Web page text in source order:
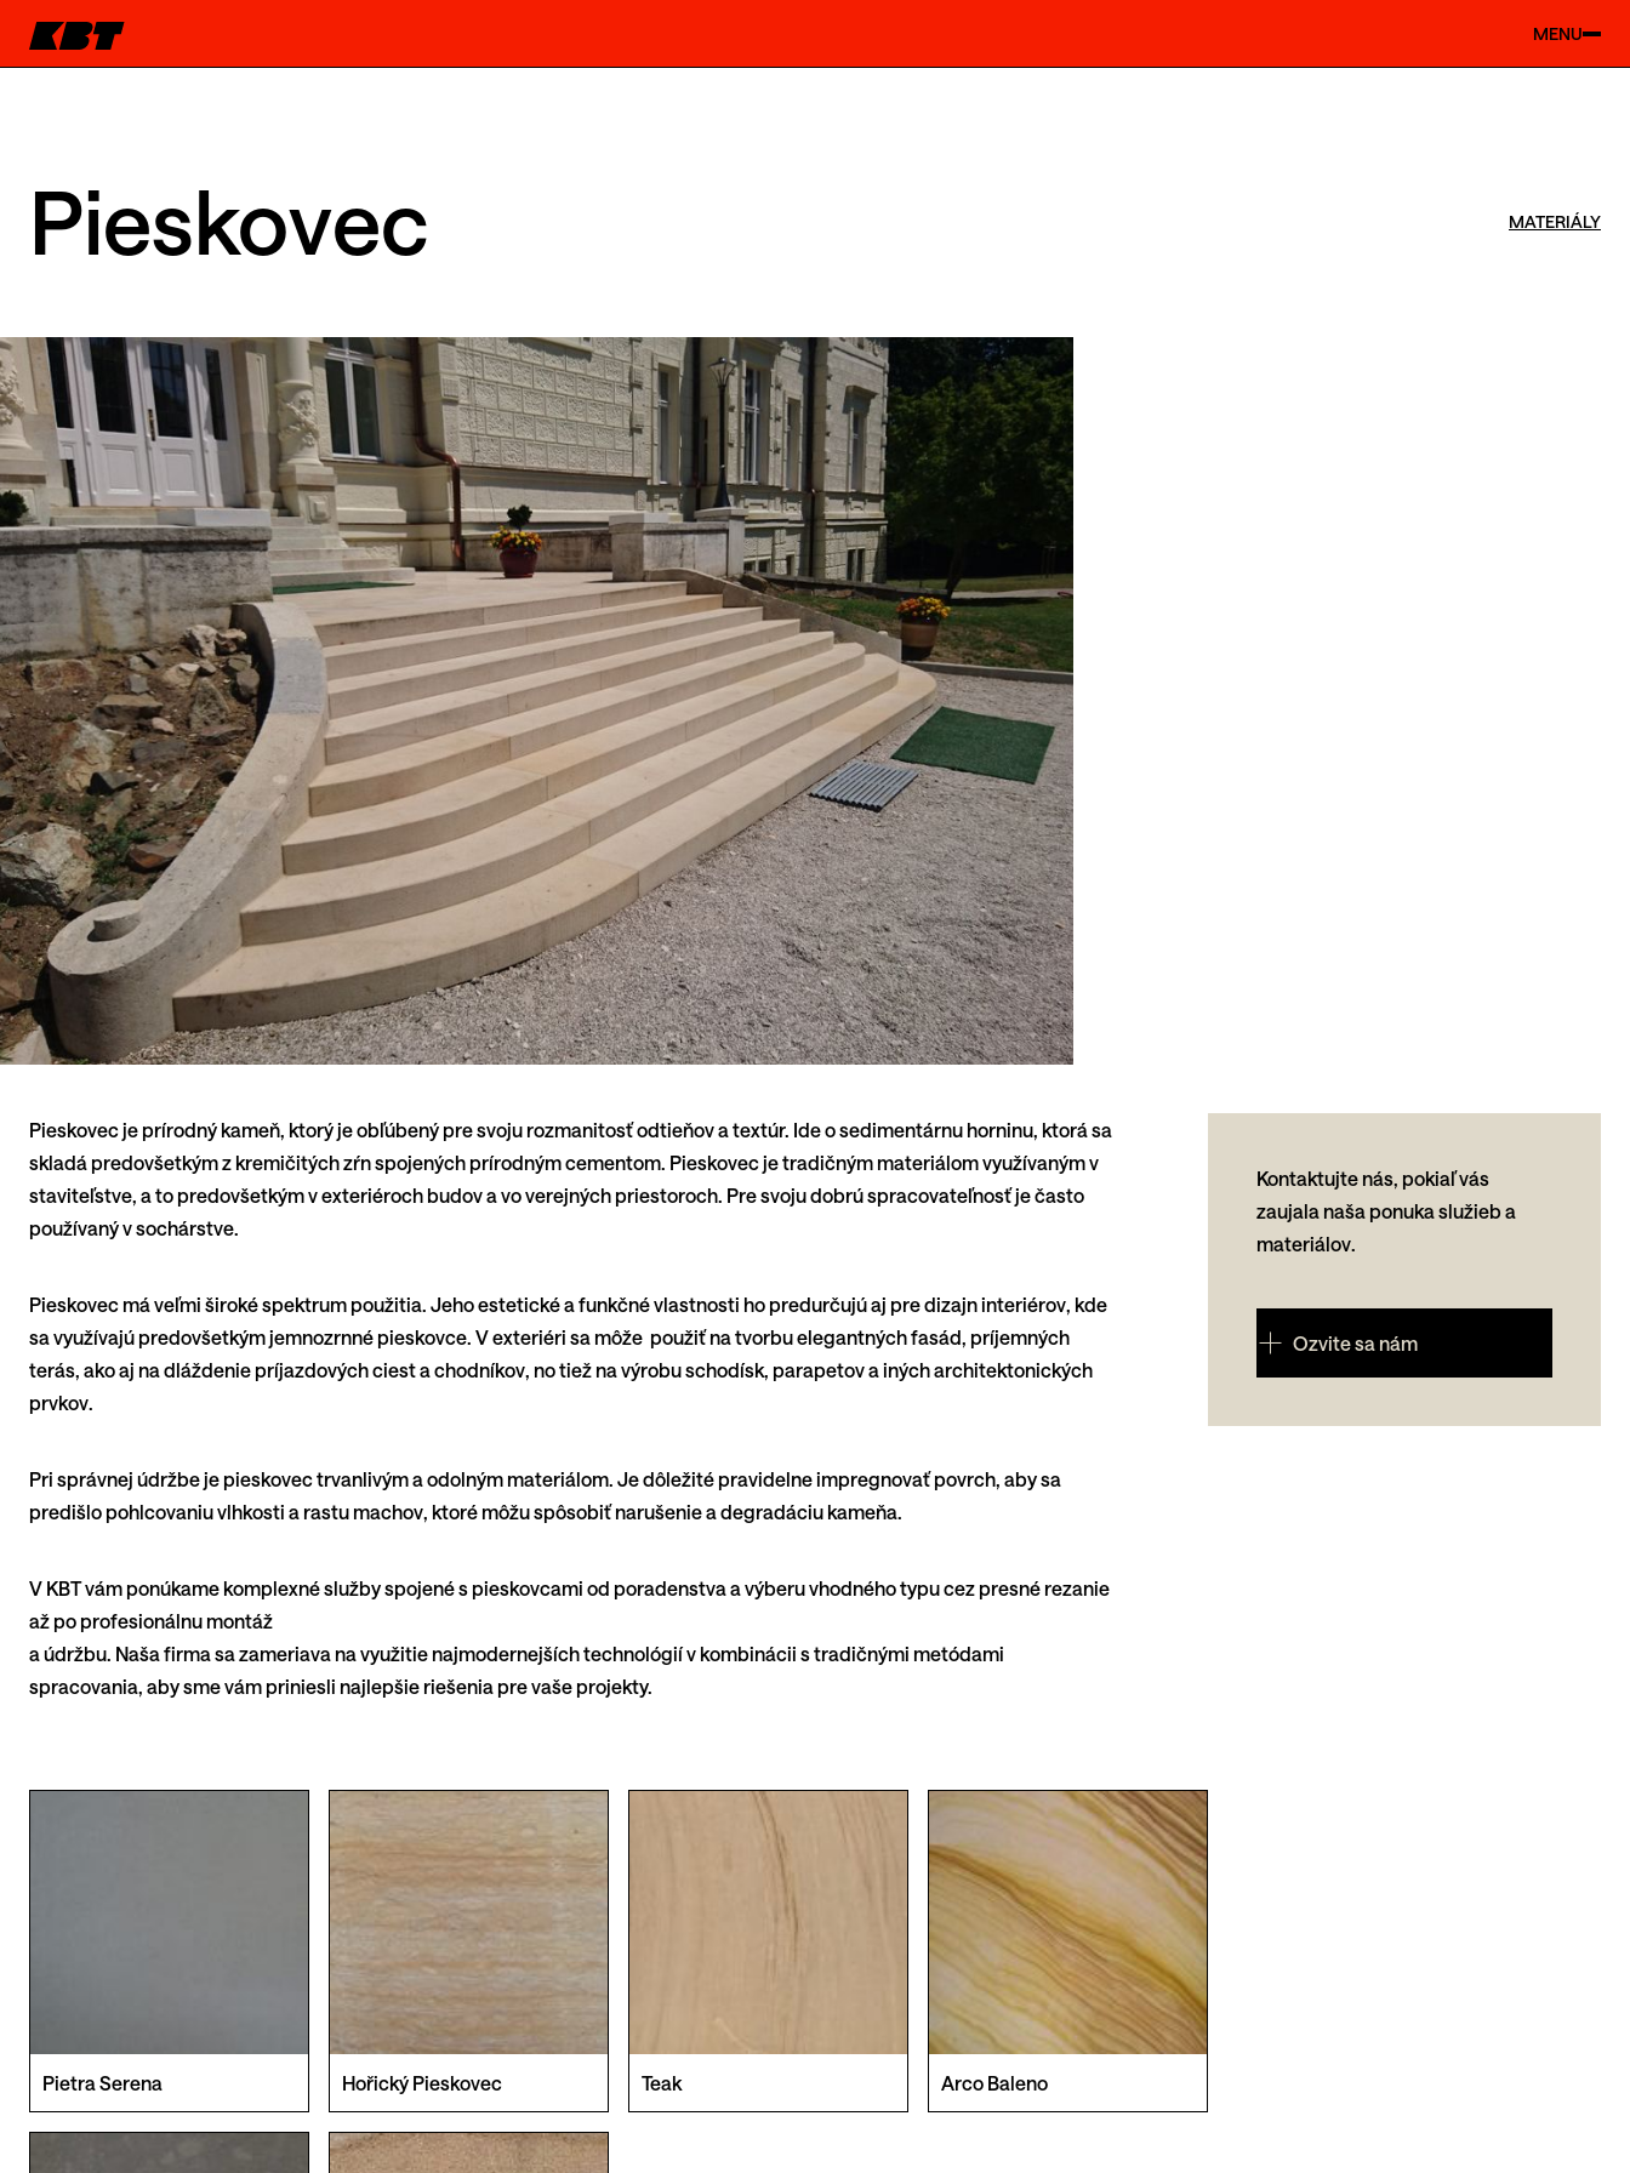
MENU
Pieskovec MATERIÁLY
Pieskovec je prírodný kameň, ktorý je obľúbený pre svoju rozmanitosť odtieňov a textúr. Ide o sedimentárnu horninu, ktorá sa
skladá predovšetkým z kremičitých zŕn spojených prírodným cementom. Pieskovec je tradičným materiálom využívaným v
staviteľstve, a to predovšetkým v exteriéroch budov a vo verejných priestoroch. Pre svoju dobrú spracovateľnosť je často
používaný v sochárstve.
Pieskovec má veľmi široké spektrum použitia. Jeho estetické a funkčné vlastnosti ho predurčujú aj pre dizajn interiérov, kde
sa využívajú predovšetkým jemnozrnné pieskovce. V exteriéri sa môže použiť na tvorbu elegantných fasád, príjemných
terás, ako aj na dláždenie príjazdových ciest a chodníkov, no tiež na výrobu schodísk, parapetov a iných architektonických
prvkov.
Pri správnej údržbe je pieskovec trvanlivým a odolným materiálom. Je dôležité pravidelne impregnovať povrch, aby sa
predišlo pohlcovaniu vlhkosti a rastu machov, ktoré môžu spôsobiť narušenie a degradáciu kameňa.
V KBT vám ponúkame komplexné služby spojené s pieskovcami od poradenstva a výberu vhodného typu cez presné rezanie
až po profesionálnu montáž
a údržbu. Naša firma sa zameriava na využitie najmodernejších technológií v kombinácii s tradičnými metódami
spracovania, aby sme vám priniesli najlepšie riešenia pre vaše projekty.
Pietra Serena Hořický Pieskovec Teak Arco Baleno
Kontaktujte nás, pokiaľ vás
zaujala naša ponuka služieb a
materiálov.
Ozvite sa nám